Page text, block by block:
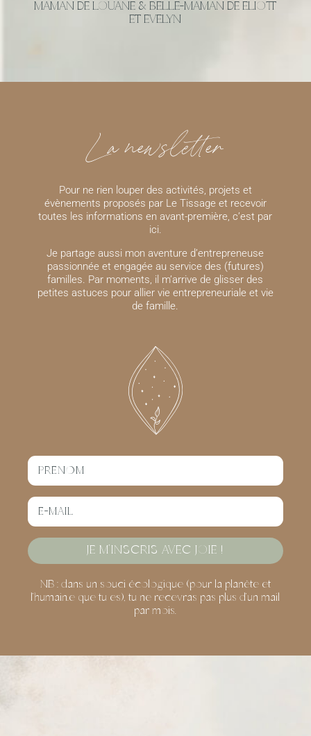
MAMAN DE LOUANE & BELLE-MAMAN DE ELIOTT
ET EVELYN
La newsletter
Pour ne rien louper des activités, projets et
évènements proposés par Le Tissage et recevoir
toutes les informations en avant-première, c’est par
ici.
Je partage aussi mon aventure d’entrepreneuse
passionnée et engagée au service des (futures)
familles. Par moments, il m’arrive de glisser des
petites astuces pour allier vie entrepreneuriale et vie
de famille.
JE M'INSCRIS AVEC JOIE !
NB : dans un souci écologique (pour la planète et
l’humain.e que tu es), tu ne recevras pas plus d’un mail
par mois.